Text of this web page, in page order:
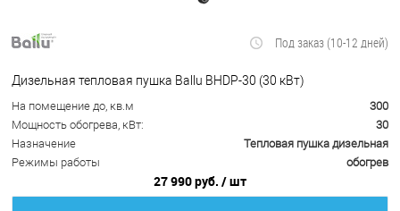
Под заказ (10-12 дней)
Дизельная тепловая пушка Ballu BHDP-30 (30 кВт)
На помещение до, кв.м
300
Мощность обогрева, кВт:
30
Назначение
Тепловая пушка дизельная
Режимы работы
обогрев
27 990 руб. / шт